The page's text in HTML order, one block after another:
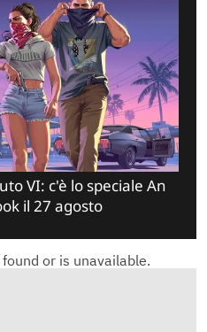
VI: c'è lo speciale An
il 27 agosto